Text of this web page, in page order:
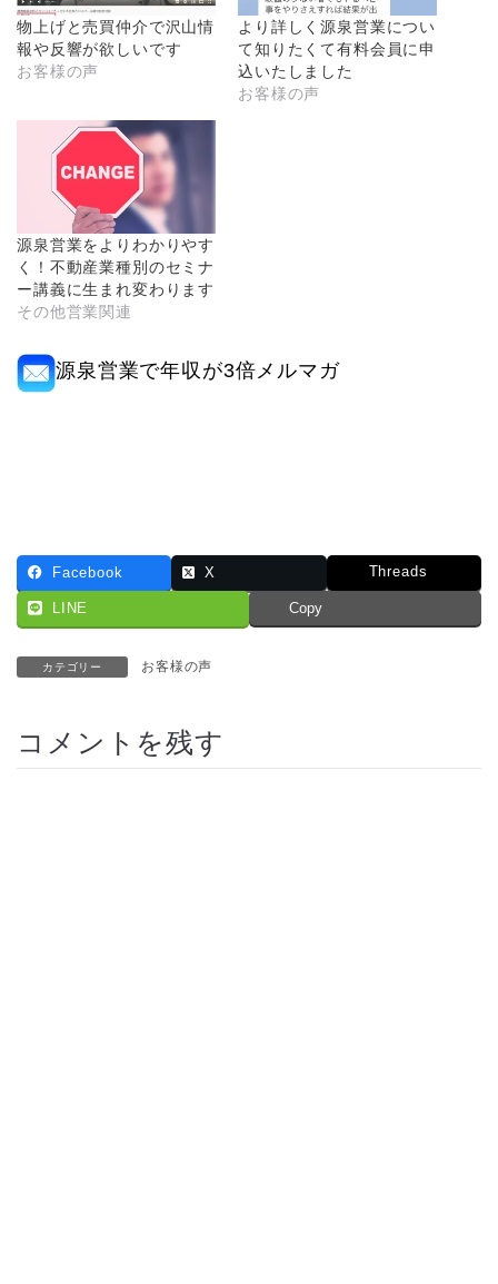
物上げと売買仲介で沢山情
報や反響が欲しいです
お客様の声
より詳しく源泉営業につい
て知りたくて有料会員に申
込いたしました
お客様の声
源泉営業をよりわかりやす
く！不動産業種別のセミナ
ー講義に生まれ変わります
その他営業関連
源泉営業で年収が3倍メルマガ
Facebook X Threads
LINE Copy
カテゴリー お客様の声
コメントを残す